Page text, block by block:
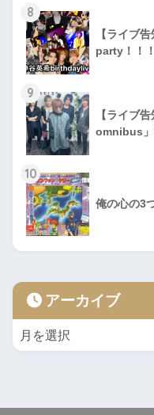
8
【ライブ
party！！
9
【ライブ
omnibus
10
俺の心の3
アーカイブ